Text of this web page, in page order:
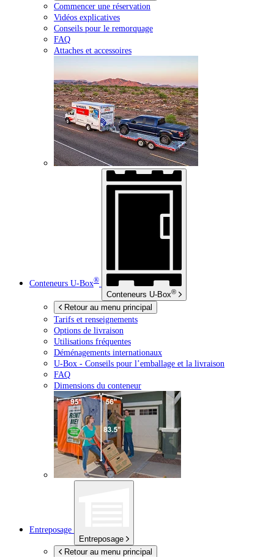
Commencer une réservation
Vidéos explicatives
Conseils pour le remorquage
FAQ
Attaches et accessoires
Conteneurs U-Box®
Conteneurs U-Box®
Retour au menu principal
Tarifs et renseignements
Options de livraison
Utilisations fréquentes
Déménagements internationaux
U-Box - Conseils pour l’emballage et la livraison
FAQ
Dimensions du conteneur
Entreposage
Entreposage
Retour au menu principal